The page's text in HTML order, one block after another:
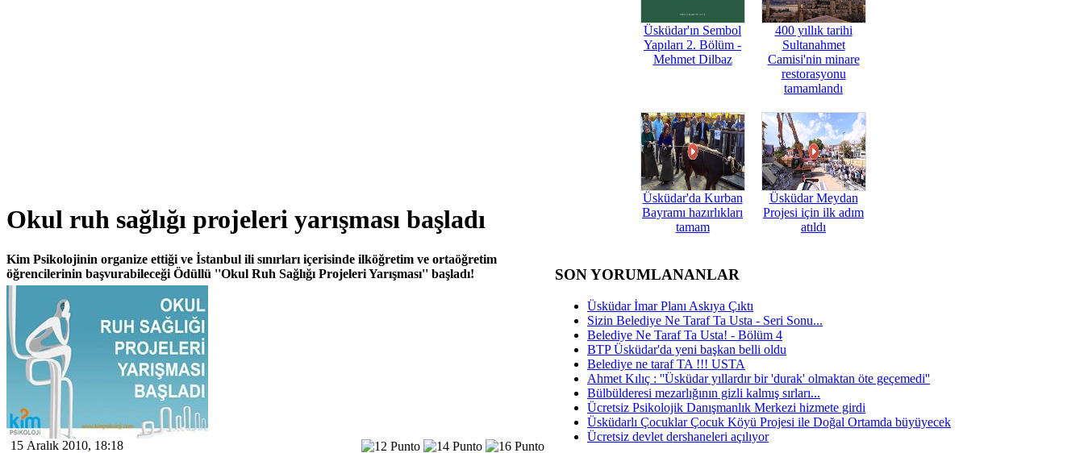
Okul ruh sağlığı projeleri yarışması başladı
Kim Psikolojinin organize ettiği ve İstanbul ili sınırları içerisinde ilköğretim ve ortaöğretim
öğrencilerinin başvurabileceği Ödüllü ''Okul Ruh Sağlığı Projeleri Yarışması'' başladı!
15 Aralık 2010, 18:18
Üsküdar'ın Sembol
Yapıları 2. Bölüm -
Mehmet Dilbaz
400 yıllık tarihi
Sultanahmet
Camisi'nin minare
restorasyonu
tamamlandı
Üsküdar'da Kurban
Bayramı hazırlıkları
tamam
Üsküdar Meydan
Projesi için ilk adım
atıldı
SON YORUMLANANLAR
Üsküdar İmar Planı Askıya Çıktı
Sizin Belediye Ne Taraf Ta Usta - Seri Sonu...
Belediye Ne Taraf Ta Usta! - Bölüm 4
BTP Üsküdar'da yeni başkan belli oldu
Belediye ne taraf TA !!! USTA
Ahmet Kılıç : ''Üsküdar yıllardır bir 'durak' olmaktan öte geçemedi''
Bülbülderesi mezarlığının gizli kalmış sırları...
Ücretsiz Psikolojik Danışmanlık Merkezi hizmete girdi
Üsküdarlı Çocuklar Çocuk Köyü Projesi ile Doğal Ortamda büyüyecek
Ücretsiz devlet dershaneleri açılıyor